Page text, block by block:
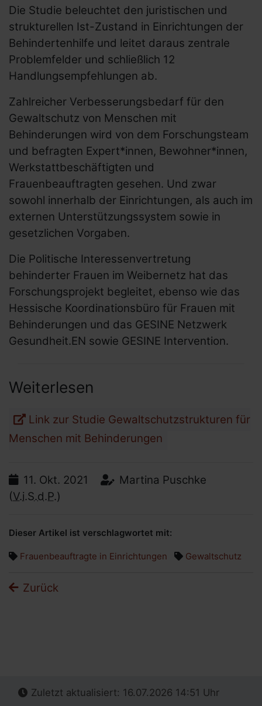
Bundesweite Organisationen für
Menschen mit Behinderung
Bundesweite Frauenorganisationen
Bundesministerien und mehr
Internationale Links
Die Studie beleuchtet den juristischen und
strukturellen Ist-Zustand in Einrichtungen der
Behindertenhilfe und leitet daraus zentrale
Problemfelder und schließlich 12
Handlungsempfehlungen ab.
Zahlreicher Verbesserungsbedarf für den
Gewaltschutz von Menschen mit
Behinderungen wird von dem Forschungsteam
und befragten Expert*innen, Bewohner*innen,
Werkstattbeschäftigten und
Frauenbeauftragten gesehen. Und zwar
sowohl innerhalb der Einrichtungen, als auch im
externen Unterstützungssystem sowie in
gesetzlichen Vorgaben.
Die Politische Interessenvertretung
behinderter Frauen im Weibernetz hat das
Forschungsprojekt begleitet, ebenso wie das
Hessische Koordinationsbüro für Frauen mit
Behinderungen und das GESINE Netzwerk
Gesundheit.EN sowie GESINE Intervention.
Weiterlesen
Link zur Studie Gewaltschutzstrukturen für
Menschen mit Behinderungen
Datum:
11. Okt. 2021 Autor:
Martina Puschke
(V.i.S.d.P.)
Dieser Artikel ist verschlagwortet mit:
Frauenbeauftragte in Einrichtungen Gewaltschutz
Zurück
Zuletzt aktualisiert: 16.07.2026 14:51 Uhr